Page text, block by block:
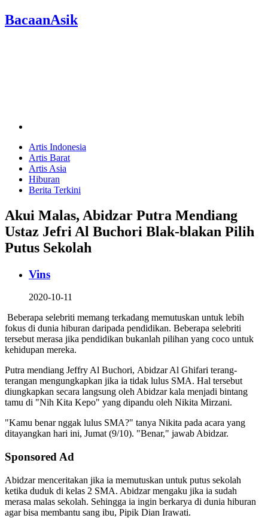
BacaanAsik
Artis Indonesia
Artis Barat
Artis Asia
Hiburan
Berita Terkini
Akui Malas, Abidzar Putra Mendiang
Ustaz Jefri Al Buchori Blak-blakan Pilih
Putus Sekolah
Vins
2020-10-11
Beberapa selebriti memang terkadang memutuskan untuk lebih
fokus di dunia hiburan daripada pendidikan. Beberapa selebriti
tersebut merasa jika pendidikan bukanlah pilihan yang coco untuk
kehidupan mereka.
Putra mendiang Jeffry Al Buchori, Abidzar Al Ghifari terang-
terangan mengungkapkan jika ia tidak lulus SMA. Hal tersebut
diungkapkan secara langsung oleh Abidzar kala menjadi bintang
tamu di "Nih Kita Kepo" yang dipandu oleh Nikita Mirzani.
"Kamu benar nggak lulus SMA?" tanya Nikita pada acara yang
ditayangkan hari ini, Jumat (9/10). "Benar," jawab Abidzar.
Sponsored Ad
Abidzar menceritakan jika ia memutuskan untuk putus sekolah
ketika duduk di kelas 2 SMA. Abidzar mengaku jika ia sudah
merasa malas sekolah. Sehingga ia ingin berkarya di dunia hiburan
agar bisa membantu sang ibu, Pipik Dian Irawati.